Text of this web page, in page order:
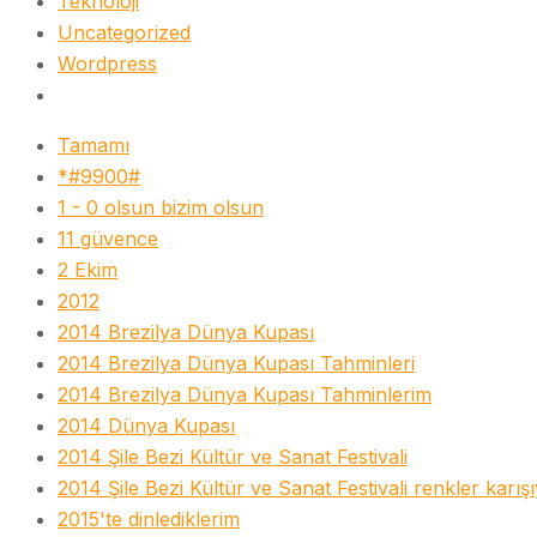
Uncategorized
Wordpress
Tamamı
*#9900#
1 - 0 olsun bizim olsun
11 güvence
2 Ekim
2012
2014 Brezilya Dünya Kupası
2014 Brezilya Dünya Kupası Tahminleri
2014 Brezilya Dünya Kupası Tahminlerim
2014 Dünya Kupası
2014 Şile Bezi Kültür ve Sanat Festivali
2014 Şile Bezi Kültür ve Sanat Festivali renkler
2015'te dinlediklerim